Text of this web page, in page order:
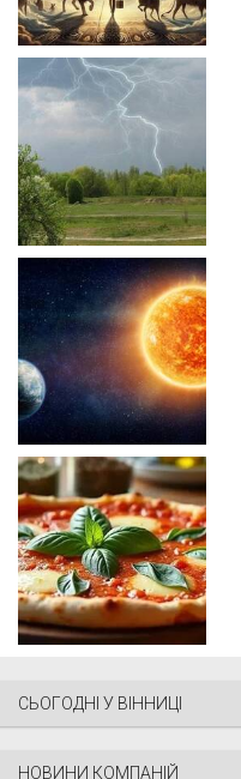
СЬОГОДНІ У ВІННИЦІ
НОВИНИ КОМПАНІЙ